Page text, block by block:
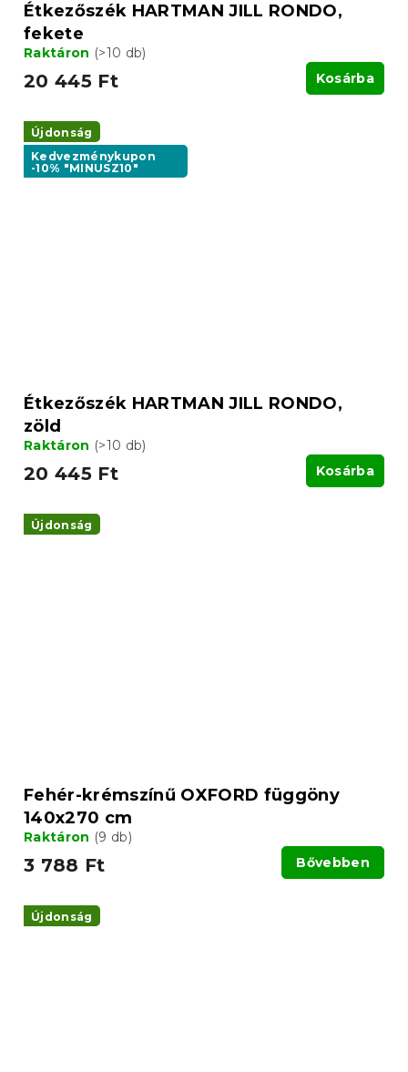
Étkezőszék HARTMAN JILL RONDO,
fekete
Raktáron (>10 db)
20 445 Ft Kosárba
Újdonság
Kedvezménykupon
-10% "MINUSZ10"
Étkezőszék HARTMAN JILL RONDO,
zöld
Raktáron (>10 db)
20 445 Ft Kosárba
Újdonság
Fehér-krémszínű OXFORD függöny
140x270 cm
Raktáron (9 db)
3 788 Ft Bővebben
Újdonság